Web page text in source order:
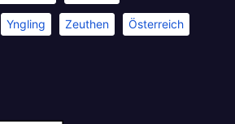
Yngling Zeuthen Österreich